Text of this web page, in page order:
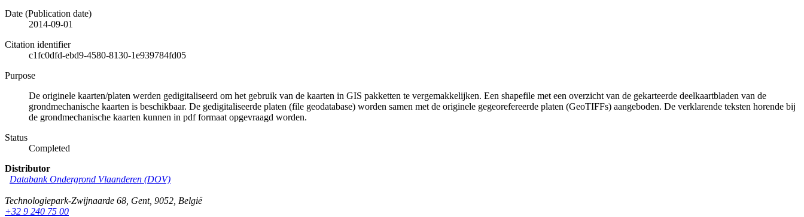
Date (Publication date)
2014-09-01
Citation identifier
c1fc0dfd-ebd9-4580-8130-1e939784fd05
Purpose
De originele kaarten/platen werden gedigitaliseerd om het gebruik van de kaarten in GIS pakketten te vergemakkelijken. Een shapefile met een overzicht van de gekarteerde deelkaartbladen van de
grondmechanische kaarten is beschikbaar. De gedigitaliseerde platen (file geodatabase) worden samen met de originele gegeorefereerde platen (GeoTIFFs) aangeboden. De verklarende teksten horende bij
de grondmechanische kaarten kunnen in pdf formaat opgevraagd worden.
Status
Completed
Distributor
Databank Ondergrond Vlaanderen (DOV)
Technologiepark-Zwijnaarde 68 Gent, 9052 België
+32 9 240 75 00